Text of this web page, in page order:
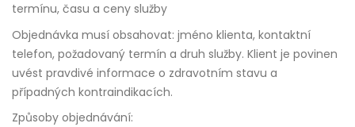
termínu, času a ceny služby
Objednávka musí obsahovat: jméno klienta, kontaktní
telefon, požadovaný termín a druh služby. Klient je povinen
uvést pravdivé informace o zdravotním stavu a
případných kontraindikacích.
Způsoby objednávání: